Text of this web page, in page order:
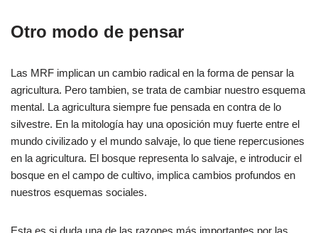
Otro modo de pensar
Las MRF implican un cambio radical en la forma de pensar la
agricultura. Pero tambien, se trata de cambiar nuestro esquema
mental. La agricultura siempre fue pensada en contra de lo
silvestre. En la mitología hay una oposición muy fuerte entre el
mundo civilizado y el mundo salvaje, lo que tiene repercusiones
en la agricultura. El bosque representa lo salvaje, e introducir el
bosque en el campo de cultivo, implica cambios profundos en
nuestros esquemas sociales.
Esta es si duda una de las razones más importantes por las